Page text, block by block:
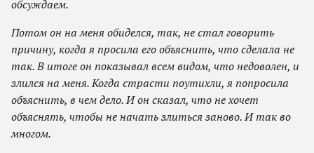
обсуждаем.
Потом он на меня обиделся, так, не стал говорить
причину, когда я просила его объяснить, что сделала не
так. В итоге он показывал всем видом, что недоволен, и
злился на меня. Когда страсти поутихли, я попросила
объяснить, в чем дело. И он сказал, что не хочет
объяснять, чтобы не начать злиться заново. И так во
многом.